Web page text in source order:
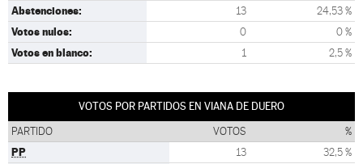
Abstenciones: 13 24,53 %
Votos nulos: 0 0 %
Votos en blanco: 1 2,5 %
VOTOS POR PARTIDOS EN VIANA DE DUERO
PARTIDO VOTOS %
PP 13 32,5 %